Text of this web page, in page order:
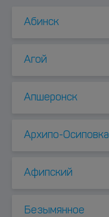
Абинск
Агой
Апшеронск
Архипо-Осиповка
Афипский
Безымянное